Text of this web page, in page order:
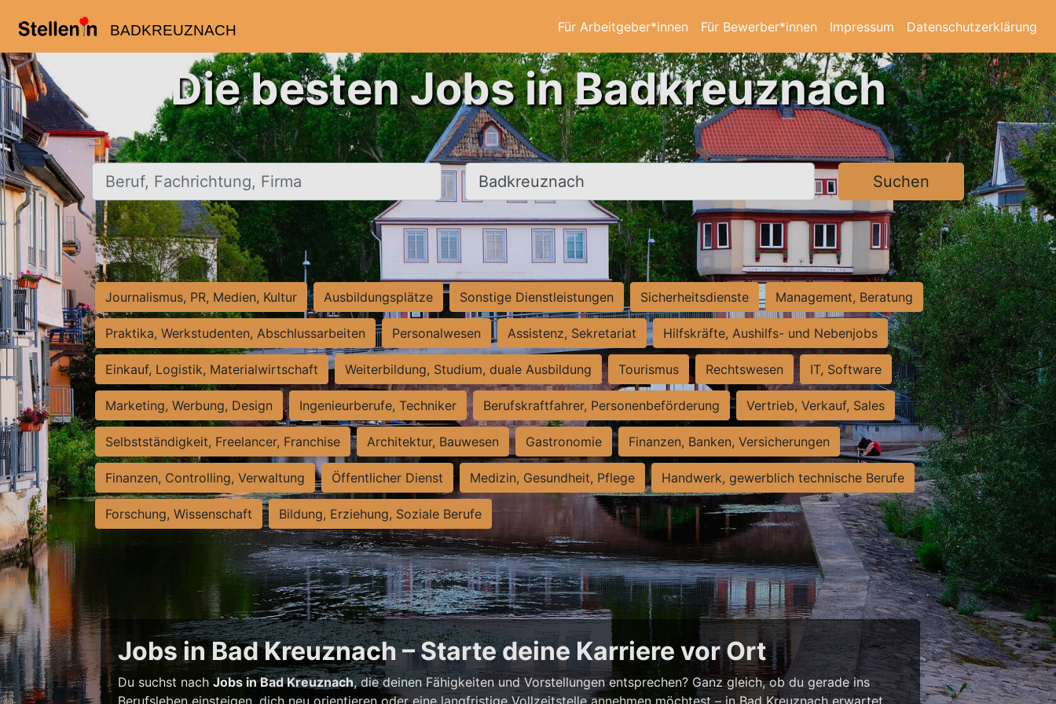
BADKREUZNACH Für Arbeitgeber*innen Für Bewerber*innen Impressum Datenschutzerklärung
Die besten Jobs in Badkreuznach
Beruf, Fachrichtung, Firma Ort, Stadt Suchen
Journalismus, PR, Medien, Kultur Ausbildungsplätze Sonstige Dienstleistungen Sicherheitsdienste Management, Beratung
Praktika, Werkstudenten, Abschlussarbeiten Personalwesen Assistenz, Sekretariat Hilfskräfte, Aushilfs- und Nebenjobs
Einkauf, Logistik, Materialwirtschaft Weiterbildung, Studium, duale Ausbildung Tourismus Rechtswesen IT, Software
Marketing, Werbung, Design Ingenieurberufe, Techniker Berufskraftfahrer, Personenbeförderung Vertrieb, Verkauf, Sales
Selbstständigkeit, Freelancer, Franchise Architektur, Bauwesen Gastronomie Finanzen, Banken, Versicherungen
Finanzen, Controlling, Verwaltung Öffentlicher Dienst Medizin, Gesundheit, Pflege Handwerk, gewerblich technische Berufe
Forschung, Wissenschaft Bildung, Erziehung, Soziale Berufe
Jobs in Bad Kreuznach – Starte deine Karriere vor Ort
Du suchst nachJobs in Bad Kreuznach, die deinen Fähigkeiten und Vorstellungen entsprechen? Ganz gleich, ob du gerade ins